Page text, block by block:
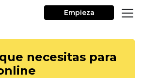
Empieza
necesitas para